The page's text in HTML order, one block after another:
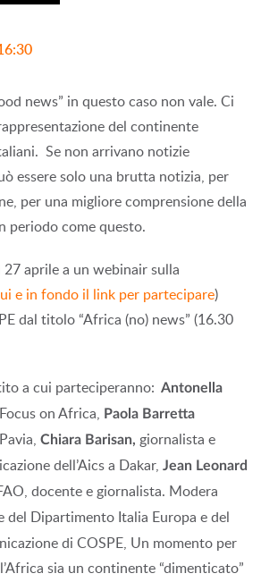
news” in questo caso non vale. Ci
del continente
Se non arrivano notizie
essere solo una brutta notizia, per
per una migliore comprensione della
periodo come questo.
aprile a un webinair sulla
e in fondo il link per partecipare)
dal titolo “Africa (no) news” (16.30
a cui parteciperanno: Antonella
on Africa, Paola Barretta
Chiara Barisan, giornalista e
dell’Aics a Dakar, Jean Leonard
docente e giornalista. Modera
del Dipartimento Italia Europa e del
di COSPE, Un momento per
sia un continente “dimenticato”